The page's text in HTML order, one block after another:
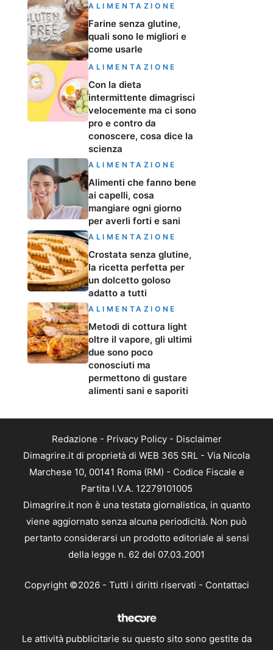
ALIMENTAZIONE
Farine senza glutine,
quali sono le migliori e
come usarle
ALIMENTAZIONE
Con la dieta
intermittente dimagrisci
velocemente ma ci sono
pro e contro da
conoscere, cosa dice la
scienza
ALIMENTAZIONE
Alimenti che fanno bene
ai capelli, cosa
mangiare ogni giorno
per averli forti e sani
ALIMENTAZIONE
Crostata senza glutine,
la ricetta perfetta per
un dolcetto goloso
adatto a tutti
ALIMENTAZIONE
Metodi di cottura light
oltre il vapore, gli ultimi
due sono poco
conosciuti ma
permettono di gustare
alimenti sani e saporiti
Redazione - Privacy Policy- Disclaimer
Dimagrire.it di proprietà di WEB 365 SRL - Via Nicola
Marchese 10, 00141 Roma (RM) - Codice Fiscale e
Partita I.V.A. 12279101005
Dimagrire.it non è una testata giornalistica, in quanto
viene aggiornato senza alcuna periodicità. Non può
pertanto considerarsi un prodotto editoriale ai sensi
della legge n. 62 del 07.03.2001
Copyright ©2026 - Tutti i diritti riservati - Contattaci
Le attività pubblicitarie su questo sito sono gestite da